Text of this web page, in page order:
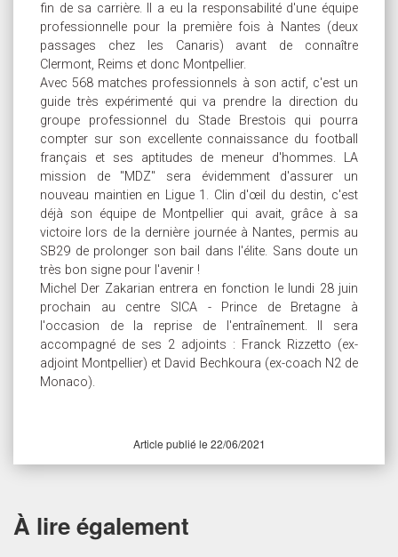
fin de sa carrière. Il a eu la responsabilité d'une équipe
professionnelle pour la première fois à Nantes (deux
passages chez les Canaris) avant de connaître
Clermont, Reims et donc Montpellier.
Avec 568 matches professionnels à son actif, c'est un
guide très expérimenté qui va prendre la direction du
groupe professionnel du Stade Brestois qui pourra
compter sur son excellente connaissance du football
français et ses aptitudes de meneur d'hommes. LA
mission de "MDZ" sera évidemment d'assurer un
nouveau maintien en Ligue 1. Clin d'œil du destin, c'est
déjà son équipe de Montpellier qui avait, grâce à sa
victoire lors de la dernière journée à Nantes, permis au
SB29 de prolonger son bail dans l'élite. Sans doute un
très bon signe pour l'avenir !
Michel Der Zakarian entrera en fonction le lundi 28 juin
prochain au centre SICA - Prince de Bretagne à
l'occasion de la reprise de l'entraînement. Il sera
accompagné de ses 2 adjoints : Franck Rizzetto (ex-
adjoint Montpellier) et David Bechkoura (ex-coach N2 de
Monaco).
Article publié le 22/06/2021
À lire également